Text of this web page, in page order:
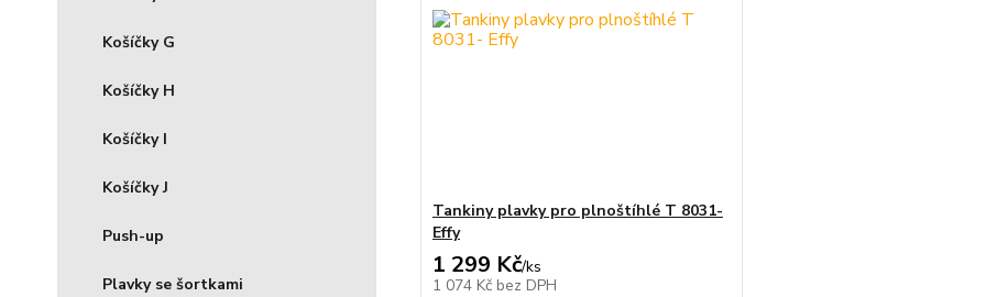
Košíčky G
Košíčky H
Košíčky I
Košíčky J
Push-up
Plavky se šortkami
Tankiny plavky pro plnoštíhlé T 8031-
Effy
1 299 Kč/ks
1 074 Kč bez DPH